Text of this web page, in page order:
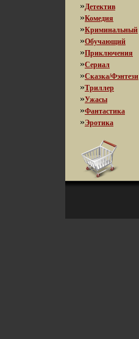
»Детектив
»Комедия
»Криминальный
»Обучающий
»Приключения
»Сериал
»Сказка/Фэнтези
»Триллер
»Ужасы
»Фантастика
»Эротика